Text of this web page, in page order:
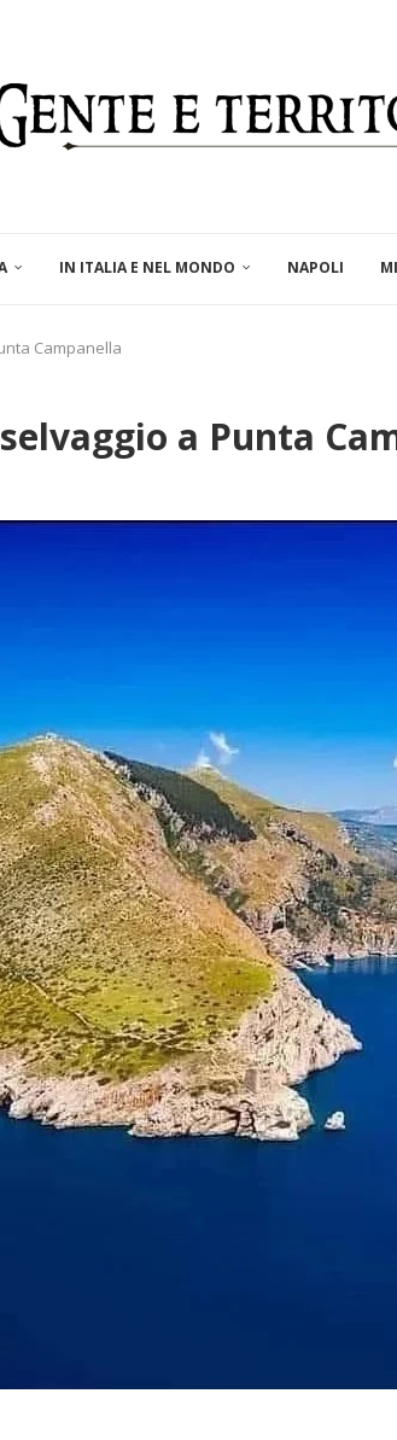
IN ITALIA E NEL MONDO NAPOLI
Campanella
a Punta